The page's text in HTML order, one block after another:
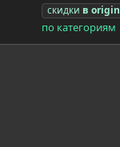
скидки в origin
по категориям